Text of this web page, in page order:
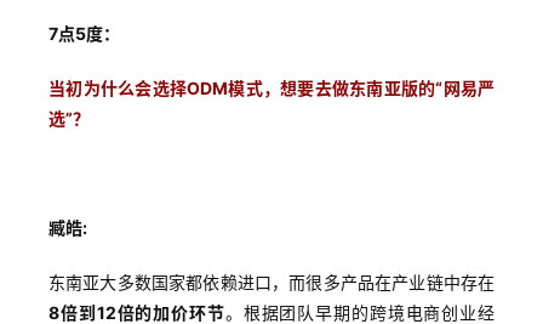
7点5度：
当初为什么会选择ODM模式，想要去做东南亚版的“网易严
选”？
臧皓:
东南亚大多数国家都依赖进口，而很多产品在产业链中存在
8倍到12倍的加价环节。根据团队早期的跨境电商创业经